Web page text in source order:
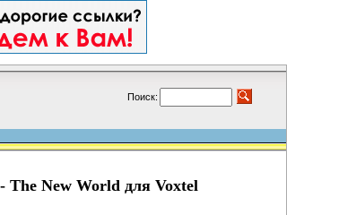
Поиск:
The New World для Voxtel